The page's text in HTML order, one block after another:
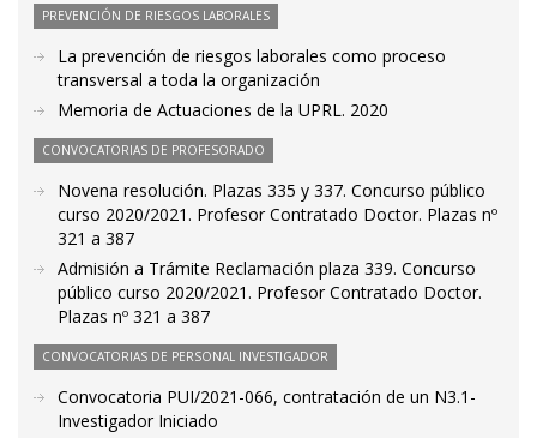
PREVENCIÓN DE RIESGOS LABORALES
La prevención de riesgos laborales como proceso
transversal a toda la organización
Memoria de Actuaciones de la UPRL. 2020
CONVOCATORIAS DE PROFESORADO
Novena resolución. Plazas 335 y 337. Concurso público
curso 2020/2021. Profesor Contratado Doctor. Plazas nº
321 a 387
Admisión a Trámite Reclamación plaza 339. Concurso
público curso 2020/2021. Profesor Contratado Doctor.
Plazas nº 321 a 387
CONVOCATORIAS DE PERSONAL INVESTIGADOR
Convocatoria PUI/2021-066, contratación de un N3.1-
Investigador Iniciado